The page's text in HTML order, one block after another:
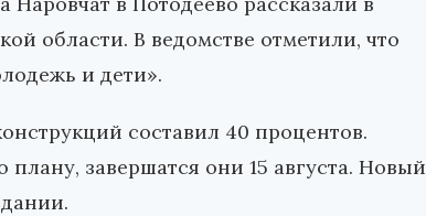
области. В ведомстве отметили, что
и дети».
составил 40 процентов.
завершатся они 15 августа. Новый